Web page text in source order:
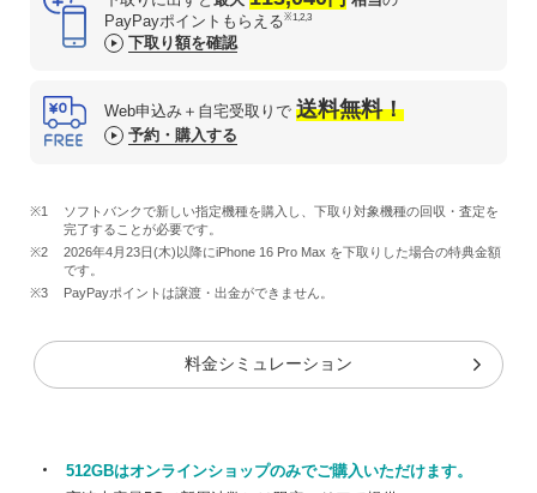
PayPayポイントもらえる※1,2,3
下取り額を確認
Web申込み＋自宅受取りで 送料無料！
予約・購入する
※1
ソフトバンクで新しい指定機種を購入し、下取り対象機種の回収・査定を
完了することが必要です。
※2
2026年4月23日(木)以降にiPhone 16 Pro Max を下取りした場合の特典金額
です。
※3
PayPayポイントは譲渡・出金ができません。
料金シミュレーション
512GBはオンラインショップのみでご購入いただけます。